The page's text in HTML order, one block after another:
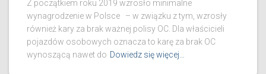
Z początkiem roku 2019 wzrosło minimalne
wynagrodzenie w Polsce – w związku z tym, wzrosły
również kary za brak ważnej polisy OC. Dla właścicieli
pojazdów osobowych oznacza to karę za brak OC
wynoszącą nawet do Dowiedz się więcej…